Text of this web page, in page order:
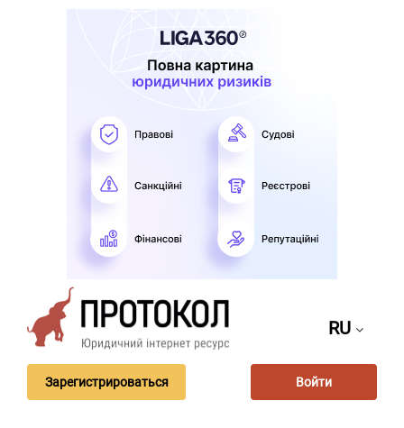
RU
Зарегистрироваться Войти